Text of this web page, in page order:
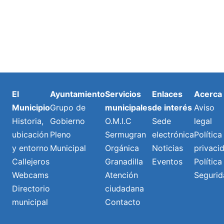
El
Municipio
Historia,
ubicación
y entorno
Callejeros
Webcams
Directorio
municipal
Ayuntamiento
Grupo de
Gobierno
Pleno
Municipal
Servicios
municipales
O.M.I.C
Sermugran
Orgánica
Granadilla
Atención
ciudadana
Contacto
Enlaces
de interés
Sede
electrónica
Noticias
Eventos
Acerca
Aviso
legal
Política
Política